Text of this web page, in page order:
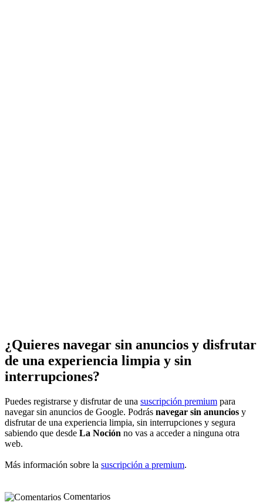
¿Quieres navegar sin anuncios y disfrutar
de una experiencia limpia y sin
interrupciones?
Puedes registrarse y disfrutar de una suscripción premium para
navegar sin anuncios de Google. Podrás navegar sin anuncios y
disfrutar de una experiencia limpia, sin interrupciones y segura
sabiendo que desde La Noción no vas a acceder a ninguna otra
web.
Más información sobre la suscripción a premium.
Comentarios